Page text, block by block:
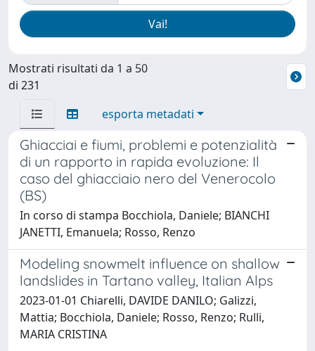
Mostrati risultati da 1 a 50
di 231
esporta metadati
Ghiacciai e fiumi, problemi e potenzialità
di un rapporto in rapida evoluzione: Il
caso del ghiacciaio nero del Venerocolo
(BS)
In corso di stampa Bocchiola, Daniele; BIANCHI
JANETTI, Emanuela; Rosso, Renzo
Modeling snowmelt influence on shallow
landslides in Tartano valley, Italian Alps
2023-01-01 Chiarelli, DAVIDE DANILO; Galizzi,
Mattia; Bocchiola, Daniele; Rosso, Renzo; Rulli,
MARIA CRISTINA